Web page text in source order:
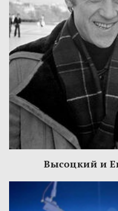
Высоцкий и